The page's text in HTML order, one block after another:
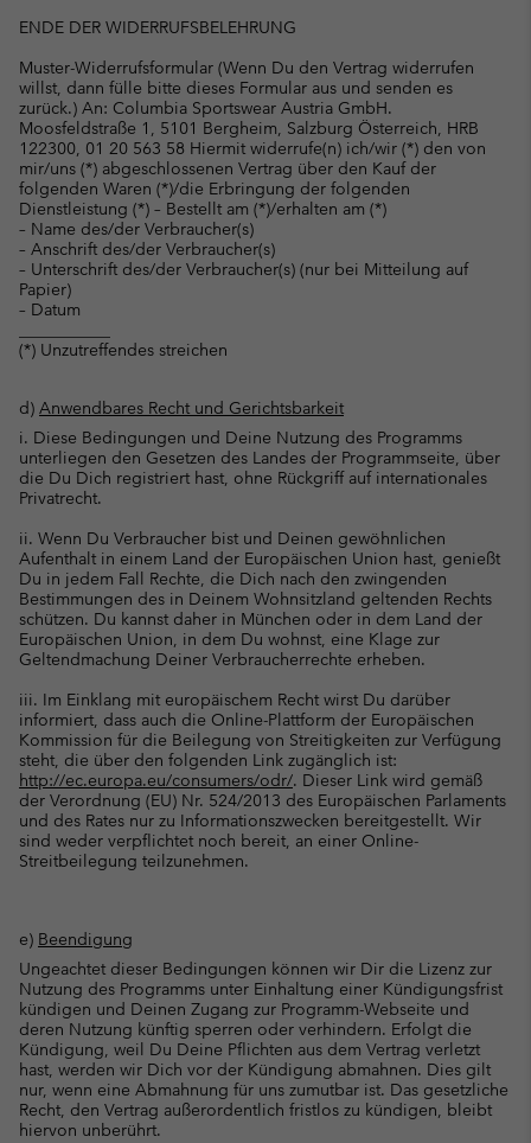
ENDE DER WIDERRUFSBELEHRUNG
Muster-Widerrufsformular (Wenn Du den Vertrag widerrufen
willst, dann fülle bitte dieses Formular aus und senden es
zurück.) An: Columbia Sportswear Austria GmbH.
Moosfeldstraße 1, 5101 Bergheim, Salzburg Österreich, HRB
122300, 01 20 563 58 Hiermit widerrufe(n) ich/wir (*) den von
mir/uns (*) abgeschlossenen Vertrag über den Kauf der
folgenden Waren (*)/die Erbringung der folgenden
Dienstleistung (*) – Bestellt am (*)/erhalten am (*)
– Name des/der Verbraucher(s)
– Anschrift des/der Verbraucher(s)
– Unterschrift des/der Verbraucher(s) (nur bei Mitteilung auf
Papier)
– Datum
(*) Unzutreffendes streichen
d) Anwendbares Recht und Gerichtsbarkeit
i. Diese Bedingungen und Deine Nutzung des Programms
unterliegen den Gesetzen des Landes der Programmseite, über
die Du Dich registriert hast, ohne Rückgriff auf internationales
Privatrecht.
ii. Wenn Du Verbraucher bist und Deinen gewöhnlichen
Aufenthalt in einem Land der Europäischen Union hast, genießt
Du in jedem Fall Rechte, die Dich nach den zwingenden
Bestimmungen des in Deinem Wohnsitzland geltenden Rechts
schützen. Du kannst daher in München oder in dem Land der
Europäischen Union, in dem Du wohnst, eine Klage zur
Geltendmachung Deiner Verbraucherrechte erheben.
iii. Im Einklang mit europäischem Recht wirst Du darüber
informiert, dass auch die Online-Plattform der Europäischen
Kommission für die Beilegung von Streitigkeiten zur Verfügung
steht, die über den folgenden Link zugänglich ist:
http://ec.europa.eu/consumers/odr/. Dieser Link wird gemäß
der Verordnung (EU) Nr. 524/2013 des Europäischen Parlaments
und des Rates nur zu Informationszwecken bereitgestellt. Wir
sind weder verpflichtet noch bereit, an einer Online-
Streitbeilegung teilzunehmen.
e) Beendigung
Ungeachtet dieser Bedingungen können wir Dir die Lizenz zur
Nutzung des Programms unter Einhaltung einer Kündigungsfrist
kündigen und Deinen Zugang zur Programm-Webseite und
deren Nutzung künftig sperren oder verhindern. Erfolgt die
Kündigung, weil Du Deine Pflichten aus dem Vertrag verletzt
hast, werden wir Dich vor der Kündigung abmahnen. Dies gilt
nur, wenn eine Abmahnung für uns zumutbar ist. Das gesetzliche
Recht, den Vertrag außerordentlich fristlos zu kündigen, bleibt
hiervon unberührt.